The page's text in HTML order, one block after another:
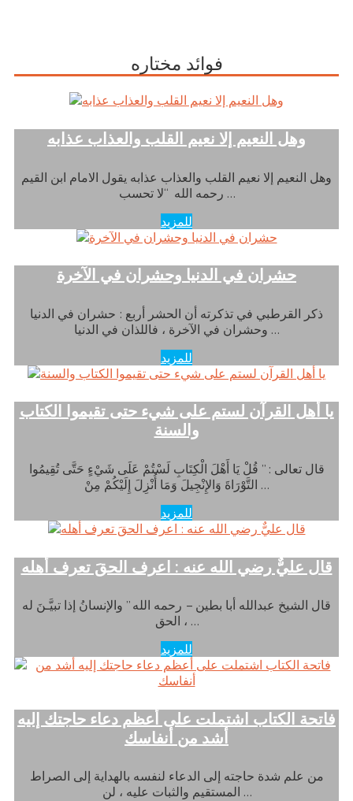
فوائد مختاره
وهل النعيم إلا نعيم القلب والعذاب عذابه
وهل النعيم إلا نعيم القلب والعذاب عذابه يقول الامام ابن القيم
رحمه الله “لا تحسب …
للمزيد
حشران في الدنيا وحشران في الآخرة
ذكر القرطبي في تذكرته أن الحشر أربع : حشران في الدنيا
وحشران في الآخرة ، فاللذان في الدنيا …
للمزيد
يا أهل القرآن لستم على شيء حتى تقيموا الكتاب
والسنة
قال تعالى : ” قُلْ يَا أَهْلَ الْكِتَابِ لَسْتُمْ عَلَى شَيْءٍ حَتَّى تُقِيمُوا
التَّوْرَاةَ وَالإِنْجِيلَ وَمَا أُنْزِلَ إِلَيْكُمْ مِنْ …
للمزيد
قال عليٌّ رضي الله عنه : اعرف الحقَ تعرف أهله
قال الشيخ عبدالله أبا بطين – رحمه الله ” والإنسانُ إذا تبيَّـنَ له
الحق ، …
للمزيد
فاتحة الكتاب اشتملت على أعظم دعاء حاجتك إليه
أشد من أنفاسك
من علم شدة حاجته إلى الدعاء لنفسه بالهداية إلى الصراط
المستقيم والثبات عليه ، لن …